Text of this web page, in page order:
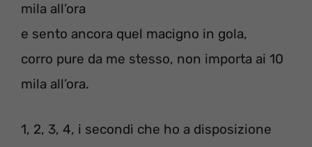
mila all’ora
e sento ancora quel macigno in gola,
corro pure da me stesso, non importa ai 10
mila all’ora.
1, 2, 3, 4, i secondi che ho a disposizione